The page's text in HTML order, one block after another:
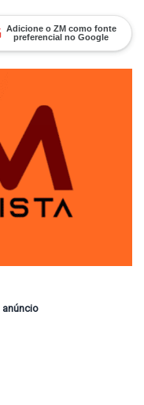
Adicione o ZM como fonte
preferencial no Google
anúncio